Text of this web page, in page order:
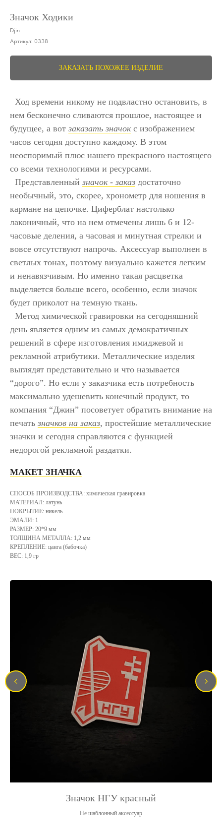
Значок Ходики
Djin
Артикул: 0338
ЗАКАЗАТЬ ПОХОЖЕЕ ИЗДЕЛИЕ
Ход времени никому не подвластно остановить, в
нем бесконечно сливаются прошлое, настоящее и
будущее, а вот заказать значокс изображением
часов сегодня доступно каждому. В этом
неоспоримый плюс нашего прекрасного настоящего
со всеми технологиями и ресурсами.
Представленный значок - заказ достаточно
необычный, это, скорее, хронометр для ношения в
кармане на цепочке. Циферблат настолько
лаконичный, что на нем отмечены лишь 6 и 12-
часовые деления, а часовая и минутная стрелки и
вовсе отсутствуют напрочь. Аксессуар выполнен в
светлых тонах, поэтому визуально кажется легким
и ненавязчивым. Но именно такая расцветка
выделяется больше всего, особенно, если значок
будет приколот на темную ткань.
Метод химической гравировки на сегодняшний
день является одним из самых демократичных
решений в сфере изготовления имиджевой и
рекламной атрибутики. Металлические изделия
выглядят представительно и что называется
“дорого”. Но если у заказчика есть потребность
максимально удешевить конечный продукт, то
компания “Джин” посоветует обратить внимание на
печать значков на заказ, простейшие металлические
значки и сегодня справляются с функцией
недорогой рекламной раздатки.
МАКЕТ ЗНАЧКА
СПОСОБ ПРОИЗВОДСТВА: химическая гравировка
МАТЕРИАЛ: латунь
ПОКРЫТИЕ: никель
ЭМАЛИ: 1
РАЗМЕР: 20*9 мм
ТОЛЩИНА МЕТАЛЛА: 1,2 мм
КРЕПЛЕНИЕ: цанга (бабочка)
ВЕС: 1,9 гр
Значок НГУ красный
Не шаблонный аксессуар